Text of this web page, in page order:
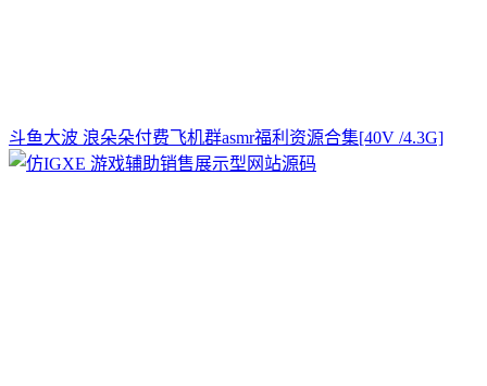
斗鱼大波 浪朵朵付费飞机群asmr福利资源合集[40V /4.3G]